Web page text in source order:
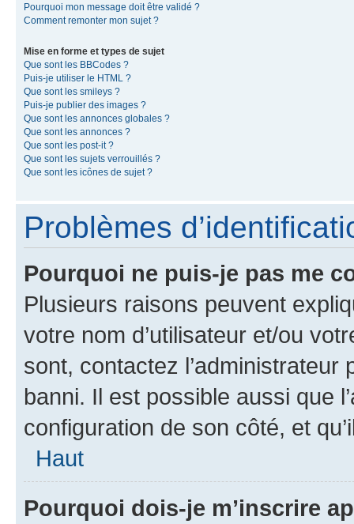
Pourquoi mon message doit être validé ?
Comment remonter mon sujet ?
Mise en forme et types de sujet
Que sont les BBCodes ?
Puis-je utiliser le HTML ?
Que sont les smileys ?
Puis-je publier des images ?
Que sont les annonces globales ?
Que sont les annonces ?
Que sont les post-it ?
Que sont les sujets verrouillés ?
Que sont les icônes de sujet ?
Problèmes
Pourquoi ne puis-je pas me
Plusieurs raisons peuvent
votre nom d’utilisateur et/ou
sont, contactez l’administrateur
banni. Il est possible aussi que
configuration de son côté, et
Haut
Pourquoi dois-je m’inscrire